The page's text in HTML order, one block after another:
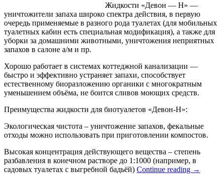
Жидкости «Девон — Н» —
уничтожители запаха широко спектра действия, в первую
очередь применяемые в разного рода туалетах (для мобильных
туалетных кабин есть специальная модификация), а также для
уборки за домашними животными, уничтожения неприятных
запахов в салоне а/м и пр.
Хорошо работает в системах коттеджной канализации —
быстро и эффективно устраняет запахи, способствует
естественному биоразложению органики с многократным
уменьшением объёма, не боится сливов моющих средств.
Преимущества жидкости для биотуалетов «Девон-Н»:
Экологическая чистота – уничтожение запахов, фекальные
отходы можно использовать при приготовлении компостов.
Высокая концентрация действующего вещества – степень
разбавления в конечном растворе до 1:1000 (например, в
садовых туалетах с выгребной бадьёй) Continue reading →